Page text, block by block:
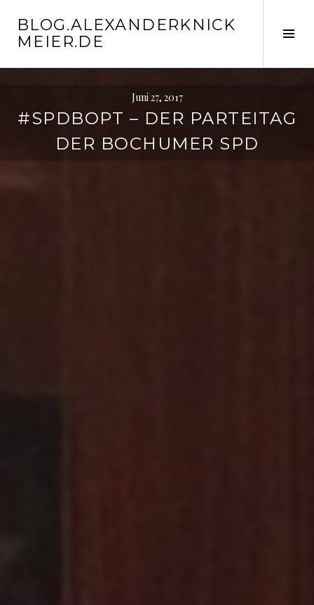
zum
Inhalt
BLOG.ALEXANDERKNICK
MEIER.DE
Juni 27, 2017
#SPDBOPT – DER PARTEITAG
DER BOCHUMER SPD